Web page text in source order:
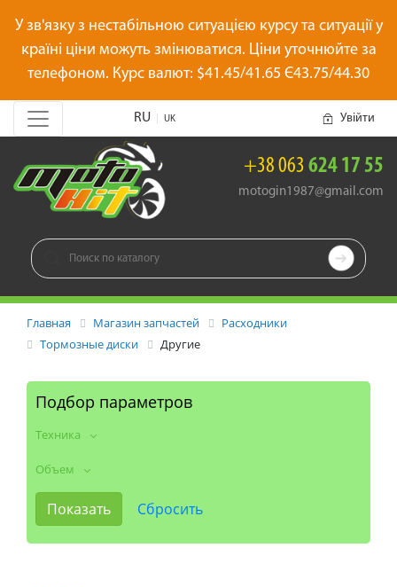
У зв'язку з нестабільною ситуацією курсу та ситуації у
країні ціни можуть змінюватися. Ціни уточнюйте за
телефоном. Курс валют: $41.45/41.65 Є43.75/44.30
RU UK Увійти
+38 063 624 17 55
motogin1987@gmail.com

Главная Магазин запчастей
Расходники
Тормозные диски
Другие
Подбор параметров
Техника
Объем